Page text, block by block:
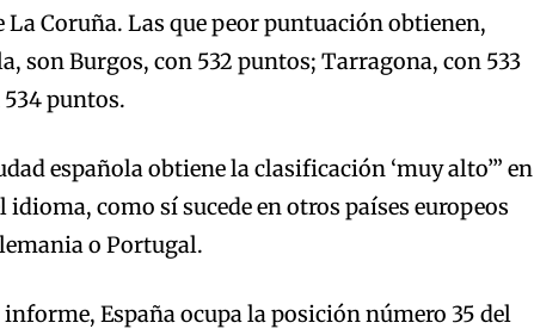
La Coruña. Las que peor puntuación obtienen,
son Burgos, con 532 puntos; Tarragona, con 533
puntos.
española obtiene la clasificación ‘muy alto’” en
como sí sucede en otros países europeos
o Portugal.
España ocupa la posición número 35 del